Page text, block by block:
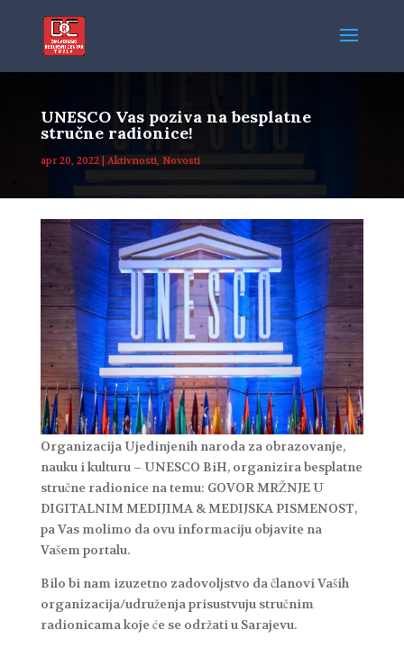
UNESCO Vas poziva na besplatne
stručne radionice!
apr 20, 2022| Aktivnosti, Novosti
Organizacija Ujedinjenih naroda za obrazovanje,
nauku i kulturu – UNESCO BiH, organizira besplatne
stručne radionice na temu: GOVOR MRŽNJE U
DIGITALNIM MEDIJIMA & MEDIJSKA PISMENOST,
pa Vas molimo da ovu informaciju objavite na
Vašem portalu.
Bilo bi nam izuzetno zadovoljstvo da članovi Vaših
organizacija/udruženja prisustvuju stručnim
radionicama koje će se održati u Sarajevu.